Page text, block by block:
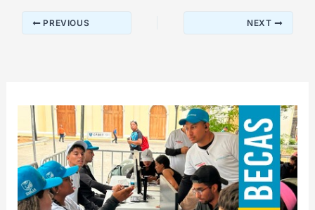
PREVIOUS NEXT